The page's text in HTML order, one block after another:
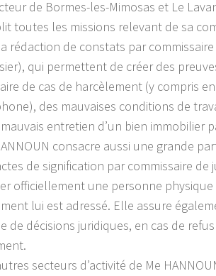
de Bormes-les-Mimosas et Le
toutes les missions relevant de sa
rédaction de constats par
qui permettent de créer des
de cas de harcèlement (y compris
des mauvaises conditions de
mauvais entretien d’un bien immobilier
consacre aussi une grande
de signification par commissaire de
officiellement une personne physique
lui est adressé. Elle assure
de décisions juridiques, en cas de
secteurs d’activité de Me